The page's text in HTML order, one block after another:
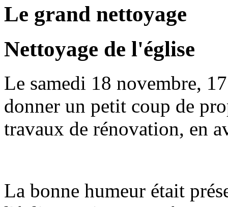
Le grand nettoyage
Nettoyage de l'église
Le samedi 18 novembre,
donner un petit coup de
travaux de rénovation, en
La bonne humeur était